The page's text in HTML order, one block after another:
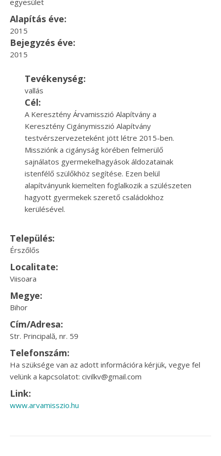
egyesület
Alapítás éve:
2015
Bejegyzés éve:
2015
Tevékenység:
vallás
Cél:
A Keresztény Árvamisszió Alapítvány a
Keresztény Cigánymisszió Alapítvány
testvérszervezeteként jött létre 2015-ben.
Missziónk a cigányság körében felmerülő
sajnálatos gyermekelhagyások áldozatainak
istenfélő szülőkhöz segítése. Ezen belül
alapítványunk kiemelten foglalkozik a szülészeten
hagyott gyermekek szerető családokhoz
kerülésével.
Település:
Érszőlős
Localitate:
Viisoara
Megye:
Bihor
Cím/Adresa:
Str. Principală, nr. 59
Telefonszám:
Ha szüksége van az adott információra kérjük, vegye fel
velünk a kapcsolatot: civilkv@gmail.com
Link:
www.arvamisszio.hu